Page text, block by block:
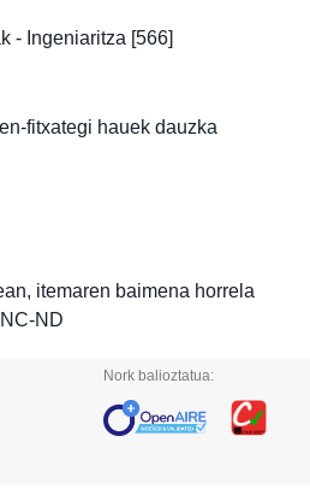
- Ingeniaritza [566]
fitxategi hauek dauzka
itemaren baimena horrela
ND
Nork balioztatua: